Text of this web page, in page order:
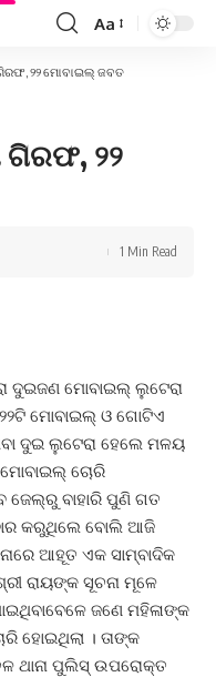
Font
Aa
୨୨ ମୋବାଇଲ୍ ଜବତ
ଗିରଫ, ୨୨
1 Min Read
ଦୁଇଜଣ ମୋବାଇଲ୍ ଲୁଟେରା
ମୋବାଇଲ୍ ଓ ଗୋଟିଏ
ଦୁଇ ଲୁଟେରା ହେଲେ ମଳୟ
ମୋବାଇଲ୍ ଚୋରି
ବାହାରି ପୁଣି ଗତ
କରୁଥିଲେ ବୋଲି ଆଜି
ଆହୂତ ଏକ ସାମ୍ବାଦିକ
ରାୟଙ୍କ ସୂଚନା ମୂଳେ
ଜଣେ ମହିଳାଙ୍କ
ହୋଇଥିଲା । ତାଙ୍କ
ଥାନା ପୁଲିସ୍ ଉପରୋକ୍ତ